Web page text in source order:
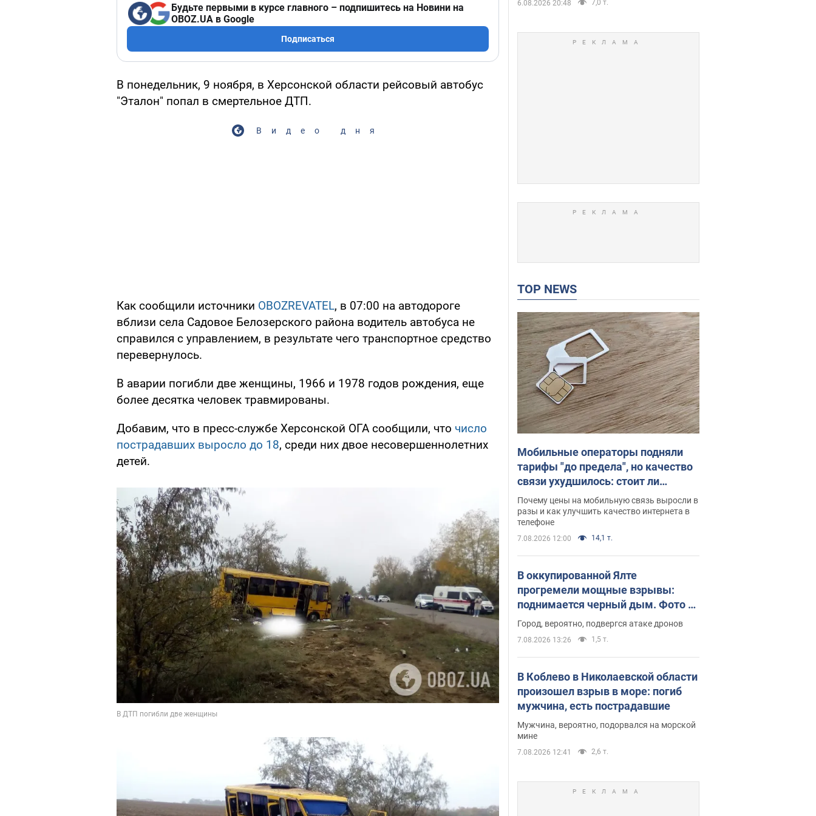
Будьте первыми в курсе главного – подпишитесь на Новини на
OBOZ.UA в Google
Подписаться
В понедельник, 9 ноября, в Херсонской области рейсовый автобус
"Эталон" попал в смертельное ДТП.
Видео дня
Как сообщили источники OBOZREVATEL, в 07:00 на автодороге
вблизи села Садовое Белозерского района водитель автобуса не
справился с управлением, в результате чего транспортное средство
перевернулось.
В аварии погибли две женщины, 1966 и 1978 годов рождения, еще
более десятка человек травмированы.
Добавим, что в пресс-службе Херсонской ОГА сообщили, что число
пострадавших выросло до 18, среди них двое несовершеннолетних
детей.
6.08.2026 20:48 7,0 т.
TOP NEWS
Мобильные операторы подняли
тарифы "до предела", но качество
связи ухудшилось: стоит ли
жаловаться на цены
Почему цены на мобильную связь выросли в
разы и как улучшить качество интернета в
телефоне
7.08.2026 12:00 14,1 т.
В оккупированной Ялте
прогремели мощные взрывы:
поднимается черный дым. Фото и
видео
Город, вероятно, подвергся атаке дронов
7.08.2026 13:26 1,5 т.
В Коблево в Николаевской области
произошел взрыв в море: погиб
мужчина, есть пострадавшие
Мужчина, вероятно, подорвался на морской
мине
7.08.2026 12:41 2,6 т.